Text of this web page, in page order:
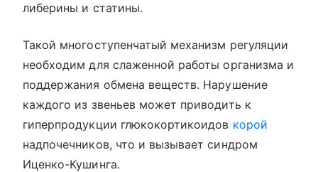
либерины и статины.
Такой многоступенчатый механизм регуляции
необходим для слаженной работы организма и
поддержания обмена веществ. Нарушение
каждого из звеньев может приводить к
гиперпродукции глюкокортикоидов корой
надпочечников, что и вызывает синдром
Иценко-Кушинга.